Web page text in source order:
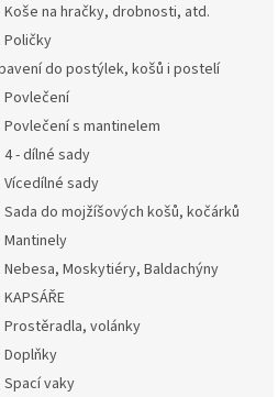
Koše na hračky, drobnosti, atd.
Poličky
do postýlek, košů i postelí
Povlečení
Povlečení s mantinelem
4 - dílné sady
Vícedílné sady
Sada do mojžíšových košů, kočárků
Mantinely
Nebesa, Moskytiéry, Baldachýny
KAPSÁŘE
Prostěradla, volánky
Doplňky
Spací vaky